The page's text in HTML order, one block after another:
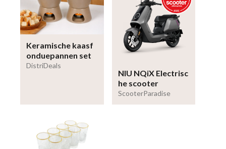
Keramische kaasf
onduepannen set
DistriDeals
NIU NQiX Electrisc
he scooter
ScooterParadise